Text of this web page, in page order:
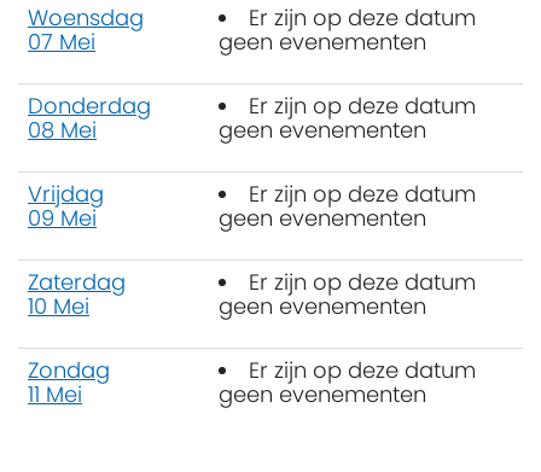
Woensdag
07 Mei
Er zijn op deze datum
geen evenementen
Donderdag
08 Mei
Er zijn op deze datum
geen evenementen
Vrijdag
09 Mei
Er zijn op deze datum
geen evenementen
Zaterdag
10 Mei
Er zijn op deze datum
geen evenementen
Zondag
11 Mei
Er zijn op deze datum
geen evenementen